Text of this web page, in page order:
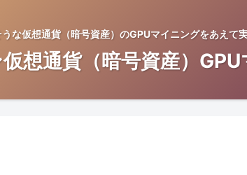
な仮想通貨（暗号資産）のGPUマイニングをあえて
想通貨（暗号資産）